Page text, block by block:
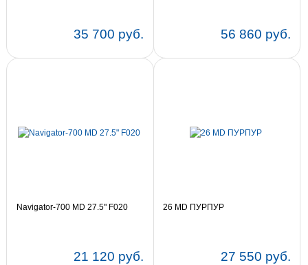
35 700 руб. 56 860 руб.
Navigator-700 MD 27.5" F020
21 120 руб.
26 MD ПУРПУР
27 550 руб.